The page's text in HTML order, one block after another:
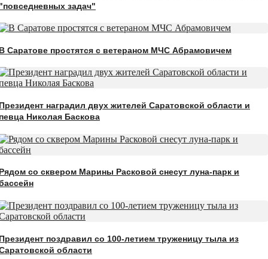
задач"
Саратове простятся с ветераном МЧС Абрамовичем
наградил двух жителей Саратовской области и
Николая Баскова
со сквером Марины Расковой снесут луна-парк и
поздравил со 100-летием труженицу тыла из
области